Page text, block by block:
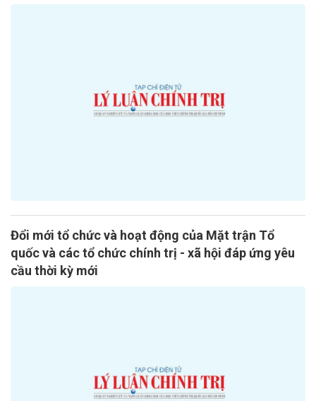
Đổi mới tổ chức và hoạt động của Mặt trận Tổ
quốc và các tổ chức chính trị - xã hội đáp ứng yêu
cầu thời kỳ mới